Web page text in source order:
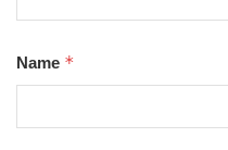
Name *